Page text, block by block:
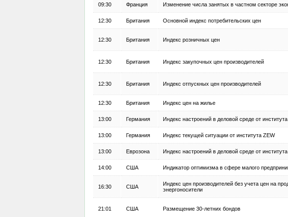
09:30 Франция Изменение числа занятых в частном секторе
12:30 Британия Основной индекс потребительских цен
12:30 Британия Индекс розничных цен
12:30 Британия Индекс закупочных цен производителей
12:30 Британия Индекс отпускных цен производителей
12:30 Британия Индекс цен на жилье
13:00 Германия Индекс настроений в деловой среде от
13:00 Германия Индекс текущей ситуации от института ZEW
13:00 Еврозона Индекс настроений в деловой среде от
14:00 США Индикатор оптимизма в сфере малого
16:30 США
Индекс цен производителей без учета цен на
энергоносители
21:01 США Размещение 30-летних бондов